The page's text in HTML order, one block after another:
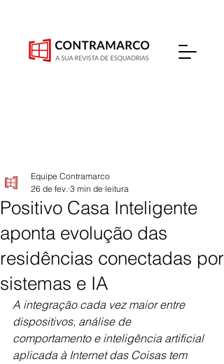
Positivo Casa Inteligente
aponta evolução das
residências conectadas por
sistemas e IA
Equipe Contramarco
26 de fev. 3 min de leitura
A integração cada vez maior entre
dispositivos, análise de
comportamento e inteligência artificial
aplicada à Internet das Coisas tem